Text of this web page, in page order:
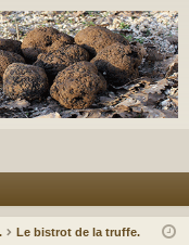
Le bistrot de la truffe.